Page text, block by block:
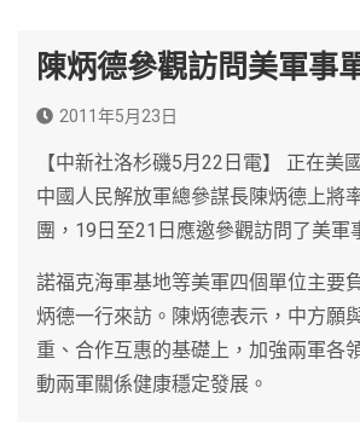
陳炳德參觀訪問美軍事
2011年5月23日
【中新社洛杉磯5月22日電】 正在美
中國人民解放軍總參謀長陳炳德上將
團，19日至21日應邀參觀訪問了美軍
諾福克海軍基地等美軍四個單位主要
炳德一行來訪。陳炳德表示，中方願
重、合作互惠的基礎上，加強兩軍各
動兩軍關係健康穩定發展。